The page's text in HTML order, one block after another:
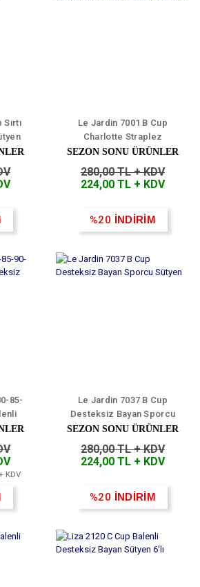
Le Jardin 7001 B Cup
Charlotte Straplez
Desteksiz Bayan Sütyen
SEZON SONU ÜRÜNLER
280,00 TL + KDV
224,00 TL + KDV
%20 İNDİRİM
85-
6'lı
KDV
Le Jardin 7037 B Cup
Desteksiz Bayan Sporcu
Sütyen
SEZON SONU ÜRÜNLER
280,00 TL + KDV
224,00 TL + KDV
%20 İNDİRİM